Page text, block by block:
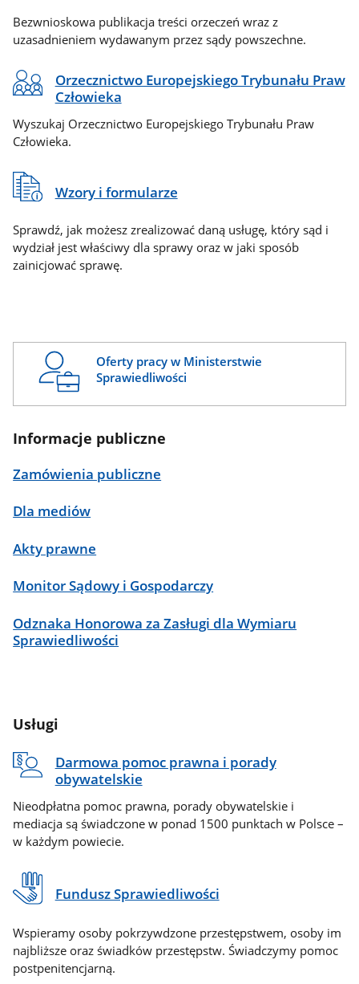
Bezwnioskowa publikacja treści orzeczeń wraz z
uzasadnieniem wydawanym przez sądy powszechne.
Orzecznictwo Europejskiego Trybunału Praw
Człowieka
Wyszukaj Orzecznictwo Europejskiego Trybunału Praw
Człowieka.
Wzory i formularze
Sprawdź, jak możesz zrealizować daną usługę, który sąd i
wydział jest właściwy dla sprawy oraz w jaki sposób
zainicjować sprawę.
Oferty pracy w Ministerstwie
Sprawiedliwości
Informacje publiczne
Zamówienia publiczne
Dla mediów
Akty prawne
Monitor Sądowy i Gospodarczy
Odznaka Honorowa za Zasługi dla Wymiaru
Sprawiedliwości
Usługi
Darmowa pomoc prawna i porady
obywatelskie
Nieodpłatna pomoc prawna, porady obywatelskie i
mediacja są świadczone w ponad 1500 punktach w Polsce –
w każdym powiecie.
Fundusz Sprawiedliwości
Wspieramy osoby pokrzywdzone przestępstwem, osoby im
najbliższe oraz świadków przestępstw. Świadczymy pomoc
postpenitencjarną.